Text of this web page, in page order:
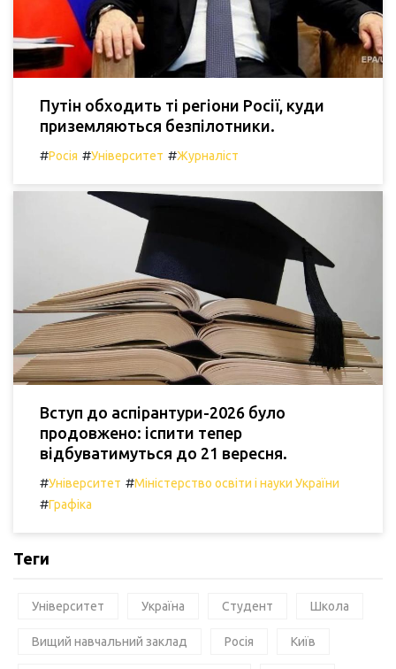
Путін обходить ті регіони Росії, куди
приземляються безпілотники.
#Росія #Університет #Журналіст
Вступ до аспірантури-2026 було
продовжено: іспити тепер
відбуватимуться до 21 вересня.
#Університет #Міністерство освіти і науки України
#Графіка
Теги
Університет Україна Студент Школа
Вищий навчальний заклад Росія Київ